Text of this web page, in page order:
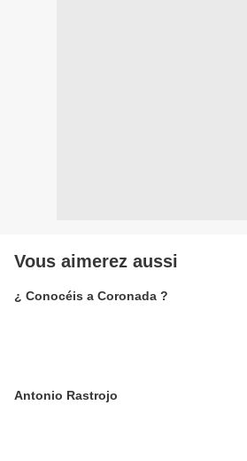
Vous aimerez aussi
¿ Conocéis a Coronada ?
Antonio Rastrojo